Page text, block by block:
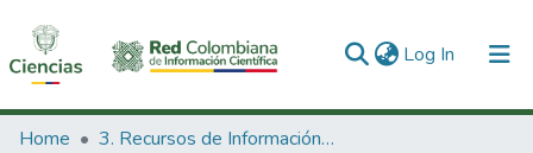
Log In (current)
Communities & Collections
Home
3. Recursos de Información Científica y Tecnológica